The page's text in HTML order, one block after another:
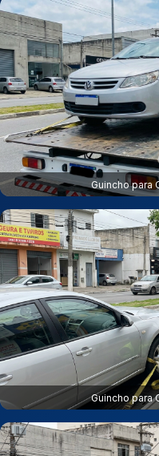
Guincho para
Guincho para